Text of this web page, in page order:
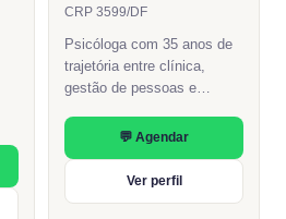
CRP 3599/DF
Psicóloga com 35 anos de
trajetória entre clínica,
gestão de pessoas e
online em psicoterapia,
integrando abordagem
humanista, Psicologia
Positiva e ferramentas da
💬 Agendar
Ver perfil